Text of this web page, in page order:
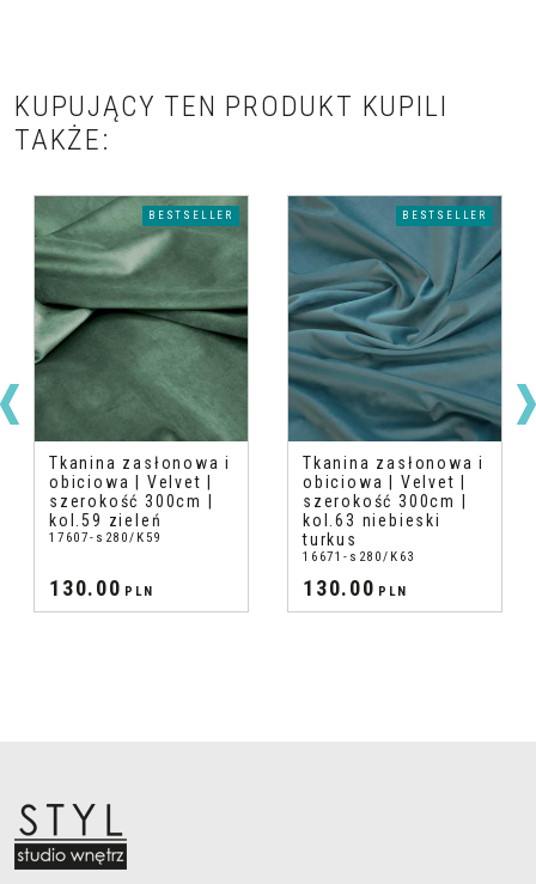
KUPUJĄCY TEN PRODUKT KUPILI
TAKŻE:
BESTSELLER
Tkanina zasłonowa i
obiciowa | Velvet |
szerokość 300cm |
kol.59 zieleń
17607-s280/K59
130.00 PLN
BESTSELLER
Tkanina zasłonowa i
obiciowa | Velvet |
szerokość 300cm |
kol.63 niebieski
turkus
16671-s280/K63
130.00 PLN